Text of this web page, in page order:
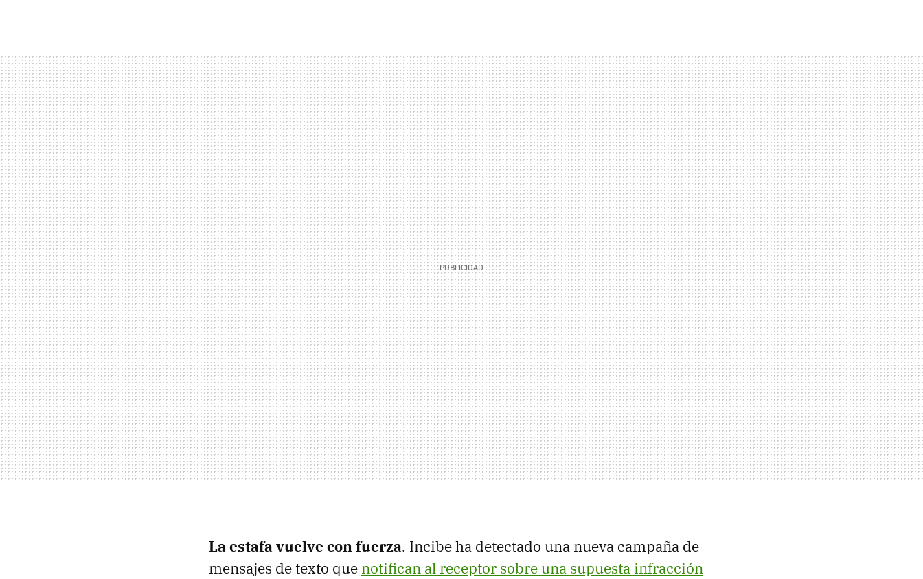
La estafa vuelve con fuerza. Incibe ha detectado una nueva campaña de
mensajes de texto que notifican al receptor sobre una supuesta infracción